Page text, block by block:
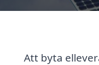
Att byta